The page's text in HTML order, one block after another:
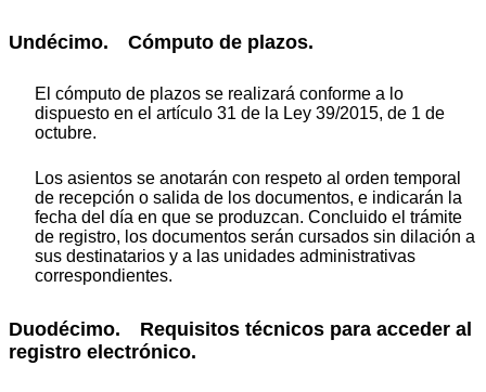
Undécimo. Cómputo de plazos.
El cómputo de plazos se realizará conforme a lo
dispuesto en el artículo 31 de la Ley 39/2015, de 1 de
octubre.
Los asientos se anotarán con respeto al orden temporal
de recepción o salida de los documentos, e indicarán la
fecha del día en que se produzcan. Concluido el trámite
de registro, los documentos serán cursados sin dilación a
sus destinatarios y a las unidades administrativas
correspondientes.
Duodécimo. Requisitos técnicos para acceder al
registro electrónico.